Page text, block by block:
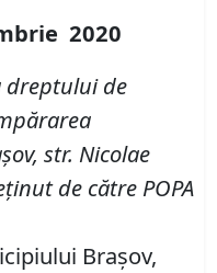
2020
dreptului de
str. Nicolae
de către POPA
Brașov,